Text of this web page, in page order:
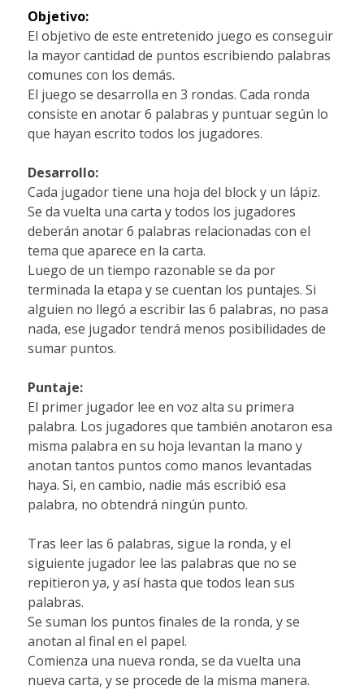
Objetivo:
El objetivo de este entretenido juego es conseguir
la mayor cantidad de puntos escribiendo palabras
comunes con los demás.
El juego se desarrolla en 3 rondas. Cada ronda
consiste en anotar 6 palabras y puntuar según lo
que hayan escrito todos los jugadores.
Desarrollo:
Cada jugador tiene una hoja del block y un lápiz.
Se da vuelta una carta y todos los jugadores
deberán anotar 6 palabras relacionadas con el
tema que aparece en la carta.
Luego de un tiempo razonable se da por
terminada la etapa y se cuentan los puntajes. Si
alguien no llegó a escribir las 6 palabras, no pasa
nada, ese jugador tendrá menos posibilidades de
sumar puntos.
Puntaje:
El primer jugador lee en voz alta su primera
palabra. Los jugadores que también anotaron esa
misma palabra en su hoja levantan la mano y
anotan tantos puntos como manos levantadas
haya. Si, en cambio, nadie más escribió esa
palabra, no obtendrá ningún punto.
Tras leer las 6 palabras, sigue la ronda, y el
siguiente jugador lee las palabras que no se
repitieron ya, y así hasta que todos lean sus
palabras.
Se suman los puntos finales de la ronda, y se
anotan al final en el papel.
Comienza una nueva ronda, se da vuelta una
nueva carta, y se procede de la misma manera.